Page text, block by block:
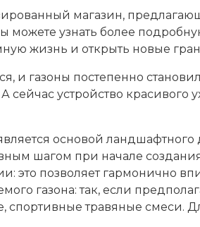
магазин,
можете узнать более
жизнь и открыть новые
и газоны постепенно
сейчас устройство красивого
основой
шагом при начале
это позволяет гармонично
газона: так, если
спортивные травяные смеси.